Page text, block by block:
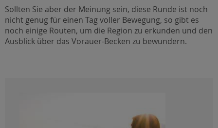
Sollten Sie aber der Meinung sein, diese Runde ist noch
nicht genug für einen Tag voller Bewegung, so gibt es
noch einige Routen, um die Region zu erkunden und den
Ausblick über das Vorauer-Becken zu bewundern.